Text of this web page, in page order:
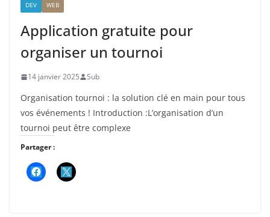
DEV WEB
Application gratuite pour
organiser un tournoi
14 janvier 2025 Sub
Organisation tournoi : la solution clé en main pour tous
vos événements ! Introduction :L’organisation d’un
tournoi peut être complexe
Partager :